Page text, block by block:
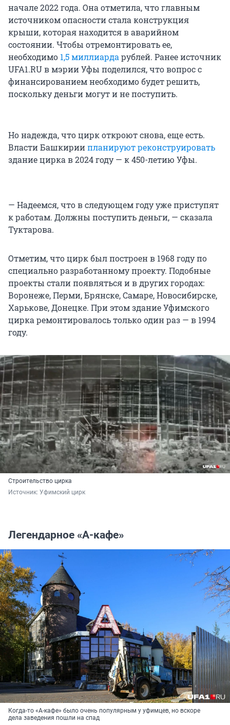
начале 2022 года. Она отметила, что главным
источником опасности стала конструкция
крыши, которая находится в аварийном
состоянии. Чтобы отремонтировать ее,
необходимо 1,5 миллиардарублей. Ранее источник
UFA1.RU в мэрии Уфы поделился, что вопрос с
финансированием необходимо будет решить,
поскольку деньги могут и не поступить.
Но надежда, что цирк откроют снова, еще есть.
Власти Башкириипланируют реконструировать
здание цирка в 2024 году — к 450-летию Уфы.
— Надеемся, что в следующем году уже приступят
к работам. Должны поступить деньги, — сказала
Туктарова.
Отметим, что цирк был построен в 1968 году по
специально разработанному проекту. Подобные
проекты стали появляться и в других городах:
Воронеже, Перми, Брянске, Самаре, Новосибирске,
Харькове, Донецке. При этом здание Уфимского
цирка ремонтировалось только один раз — в 1994
году.
Строительство цирка
Источник: Уфимский цирк
Легендарное «А-кафе»
Когда-то «А-кафе» было очень популярным у уфимцев, но вскоре
дела заведения пошли на спад